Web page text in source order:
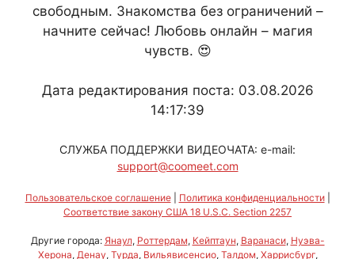
свободным. Знакомства без ограничений –
начните сейчас! Любовь онлайн – магия
чувств. 😍
Дата редактирования поста: 03.08.2026
14:17:39
СЛУЖБА ПОДДЕРЖКИ ВИДЕОЧАТА: e-mail:
support@coomeet.com
Пользовательское соглашение| Политика конфиденциальности|
Соответствие закону США 18 U.S.C. Section 2257
Другие города: Янаул, Роттердам, Кейптаун, Варанаси, Нуэва-
Херона, Денау, Турда, Вильявисенсио, Талдом, Харрисбург,